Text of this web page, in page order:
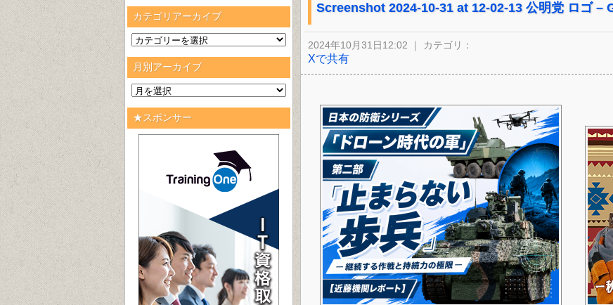
カテゴリアーカイブ
月別アーカイブ
★スポンサー
Screenshot 2024-10-31 at 12-02-13 公明党 ロゴ –
2024年10月31日12:02 ｜ カテゴリ：
Xで共有